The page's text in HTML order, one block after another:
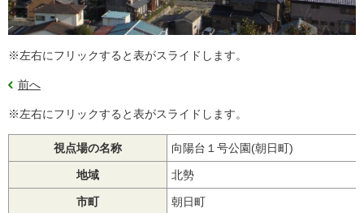
※左右にフリックすると表がスライドします。
前へ
※左右にフリックすると表がスライドします。
視点場の名称 向陽台１号公園(朝日町)
地域 北勢
市町 朝日町